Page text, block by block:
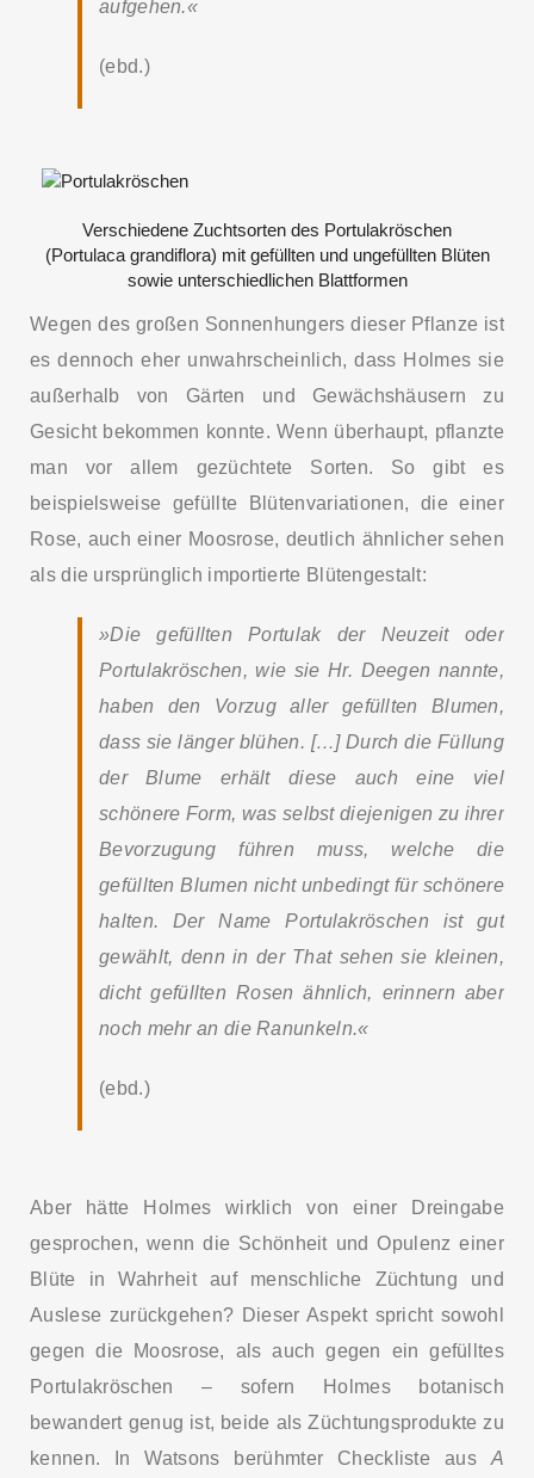
aufgehen.«
(ebd.)
Verschiedene Zuchtsorten des Portulakröschen
(Portulaca grandiflora) mit gefüllten und ungefüllten Blüten
sowie unterschiedlichen Blattformen
Wegen des großen Sonnenhungers dieser Pflanze ist
es dennoch eher unwahrscheinlich, dass Holmes sie
außerhalb von Gärten und Gewächshäusern zu
Gesicht bekommen konnte. Wenn überhaupt, pflanzte
man vor allem gezüchtete Sorten. So gibt es
beispielsweise gefüllte Blütenvariationen, die einer
Rose, auch einer Moosrose, deutlich ähnlicher sehen
als die ursprünglich importierte Blütengestalt:
»Die gefüllten Portulak der Neuzeit oder
Portulakröschen, wie sie Hr. Deegen nannte,
haben den Vorzug aller gefüllten Blumen,
dass sie länger blühen. […] Durch die Füllung
der Blume erhält diese auch eine viel
schönere Form, was selbst diejenigen zu ihrer
Bevorzugung führen muss, welche die
gefüllten Blumen nicht unbedingt für schönere
halten. Der Name Portulakröschen ist gut
gewählt, denn in der That sehen sie kleinen,
dicht gefüllten Rosen ähnlich, erinnern aber
noch mehr an die Ranunkeln.«
(ebd.)
Aber hätte Holmes wirklich von einer Dreingabe
gesprochen, wenn die Schönheit und Opulenz einer
Blüte in Wahrheit auf menschliche Züchtung und
Auslese zurückgehen? Dieser Aspekt spricht sowohl
gegen die Moosrose, als auch gegen ein gefülltes
Portulakröschen – sofern Holmes botanisch
bewandert genug ist, beide als Züchtungsprodukte zu
kennen. In Watsons berühmter Checkliste aus A